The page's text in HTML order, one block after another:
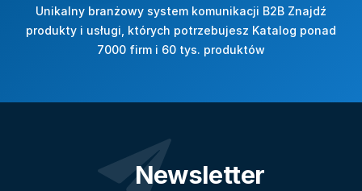
Unikalny branżowy system komunikacji B2B Znajdź
produkty i usługi, których potrzebujesz Katalog ponad
7000 firm i 60 tys. produktów
Newsletter